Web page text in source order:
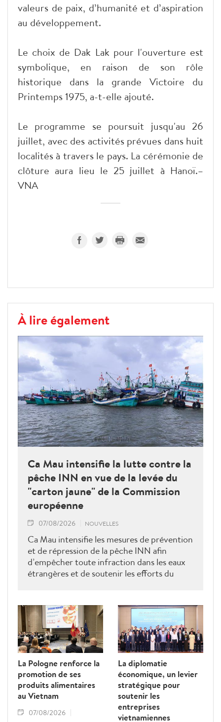
valeurs de paix, d’humanité et d’aspiration
au développement.
Le choix de Dak Lak pour l'ouverture est
symbolique, en raison de son rôle
historique dans la grande Victoire du
Printemps 1975, a-t-elle ajouté.
Le programme se poursuit jusqu'au 26
juillet, avec des activités prévues dans huit
localités à travers le pays. La cérémonie de
clôture aura lieu le 25 juillet à Hanoï.–
VNA
À lire également
Ca Mau intensifie la lutte contre la
pêche INN en vue de la levée du
"carton jaune" de la Commission
européenne
07/08/2026 NOUVELLES
Ca Mau intensifie les mesures de prévention
et de répression de la pêche INN afin
d’empêcher toute infraction dans les eaux
étrangères et de soutenir les efforts du
La Pologne renforce la
promotion de ses
produits alimentaires
au Vietnam
07/08/2026
La diplomatie
économique, un levier
stratégique pour
soutenir les
entreprises
vietnamiennes